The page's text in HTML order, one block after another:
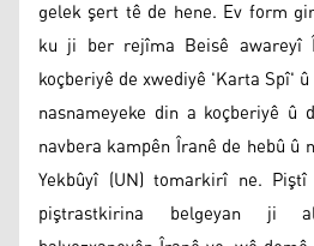
gelek şert tê de hene. Ev form
ku ji ber rejîma Beisê awareyî
koçberiyê de xwediyê 'Karta Spî'
nasnameyeke din a koçberiyê û
navbera kampên Îranê de hebû û
Yekbûyî (UN) tomarkirî ne.
piştrastkirina belgeyan ji